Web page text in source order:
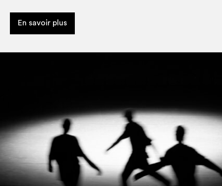
En savoir plus